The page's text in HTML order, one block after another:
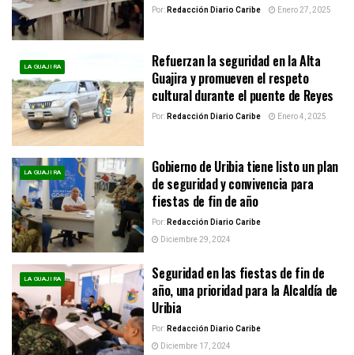
Por:Redacción Diario Caribe Enero 27, 2025
LA GUAJIRA
Refuerzan la seguridad en la Alta
Guajira y promueven el respeto
cultural durante el puente de Reyes
Por:Redacción Diario Caribe Enero 4, 2025
LA GUAJIRA
Gobierno de Uribia tiene listo un plan
de seguridad y convivencia para
fiestas de fin de año
Por:Redacción Diario Caribe
Diciembre 29, 2024
LA GUAJIRA
Seguridad en las fiestas de fin de
año, una prioridad para la Alcaldía de
Uribia
Por:Redacción Diario Caribe
Diciembre 17, 2024